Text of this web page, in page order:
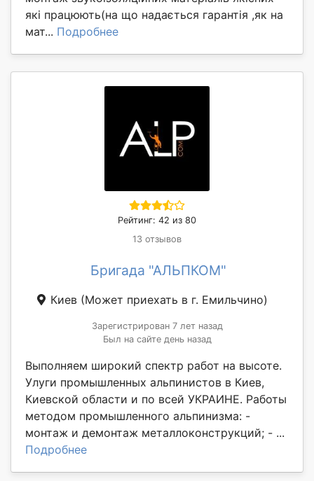
які працюють(на що надається гарантія ,як на
мат... Подробнее
Рейтинг: 42 из 80
13 отзывов
Бригада "АЛЬПКОМ"
Киев (Может приехать в г. Емильчино)
Зарегистрирован 7 лет назад
Был на сайте день назад
Выполняем широкий спектр работ на высоте.
Улуги промышленных альпинистов в Киев,
Киевской области и по всей УКРАИНЕ. Работы
методом промышленного альпинизма: -
монтаж и демонтаж металлоконструкций; - ...
Подробнее